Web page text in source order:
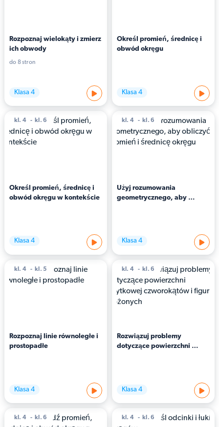
Rozpoznaj wielokąty i zmierz
ich obwody
do 8 stron
Klasa 4
Określ promień, średnicę i
obwód okręgu
Klasa 4
kl. 4 kl. 6
Określ promień, średnicę i
obwód okręgu w kontekście
Klasa 4
kl. 4 kl. 6
Użyj rozumowania
geometrycznego, aby
Klasa 4
kl. 4 kl. 5
Rozpoznaj linie równoległe i
prostopadłe
Klasa 4
kl. 4 kl. 6
Rozwiązuj problemy
dotyczące powierzchni
Klasa 4
kl. 4 kl. 6 kl. 4 kl. 6